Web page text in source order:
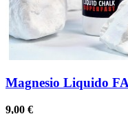
Magnesio Liquido
9,00 €